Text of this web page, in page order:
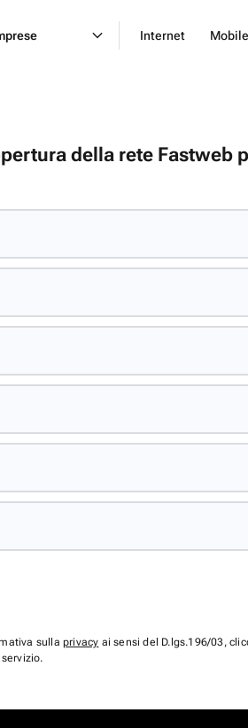
Internet Mobile
della rete
sulla privacy ai sensi del D.lgs.196/03,